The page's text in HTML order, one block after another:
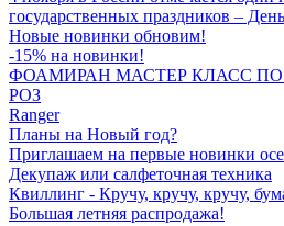
государственных праздников –
Новые новинки обновим!
-15% на новинки!
ФОАМИРАН МАСТЕР КЛАСС
РОЗ
Ranger
Планы на Новый год?
Приглашаем на первые новинки
Декупаж или салфеточная техника
Квиллинг - Кручу, кручу, кручу,
Большая летняя распродажа!